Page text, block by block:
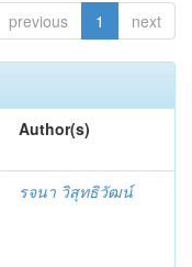
previous 1 next
Author(s)
รจนา วิสุทธิวัฒน์